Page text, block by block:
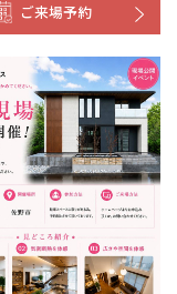
ご来場予約